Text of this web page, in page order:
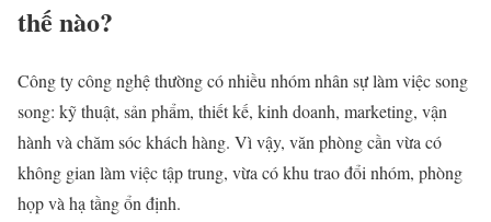
thế nào?
Công ty công nghệ thường có nhiều nhóm nhân sự làm việc song
song: kỹ thuật, sản phẩm, thiết kế, kinh doanh, marketing, vận
hành và chăm sóc khách hàng. Vì vậy, văn phòng cần vừa có
không gian làm việc tập trung, vừa có khu trao đổi nhóm, phòng
họp và hạ tầng ổn định.